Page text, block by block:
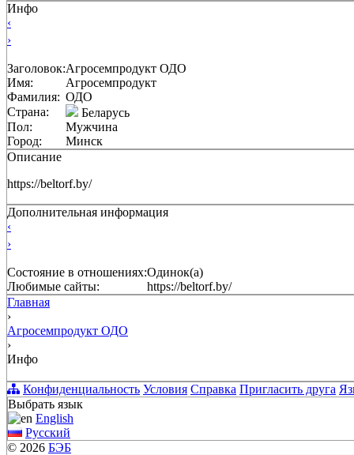
Инфо
‹
›
Заголовок:Агросемпродукт ОДО
Имя:
Агросемпродукт
Фамилия: ОДО
Страна:
Беларусь
Пол:
Мужчина
Город:
Минск
Описание
https://beltorf.by/
Дополнительная информация
‹
›
Состояние в отношениях:Одинок(а)
Любимые сайты:
https://beltorf.by/
Главная
›
Агросемпродукт ОДО
›
Инфо
Конфиденциальность Условия Справка Пригласить друга
Выбрать язык
English
Русский
© 2026 БЭБ